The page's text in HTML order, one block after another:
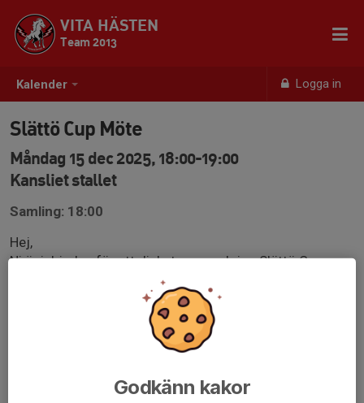
Kalender Logga in
VITA HÄSTEN
Team 2013
Slättö Cup Möte
Måndag 15 dec 2025, 18:00-19:00
Kansliet stallet
Samling: 18:00
Hej,
Ni är inbjudna för att diskutera mer kring Slättö Cup som
vi ska anordna den 10-12 april 2026.
Vi behöver prata ihop oss innan vi kallar till ett
Godkänn kakor